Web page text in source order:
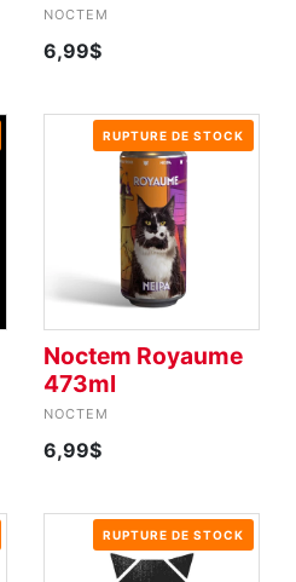
NOCTEM
6,99$
RUPTURE DE STOCK
Noctem Royaume
473ml
NOCTEM
6,99$
RUPTURE DE STOCK